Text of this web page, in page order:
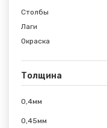
Столбы
Лаги
Окраска
Толщина
0,4мм
0,45мм